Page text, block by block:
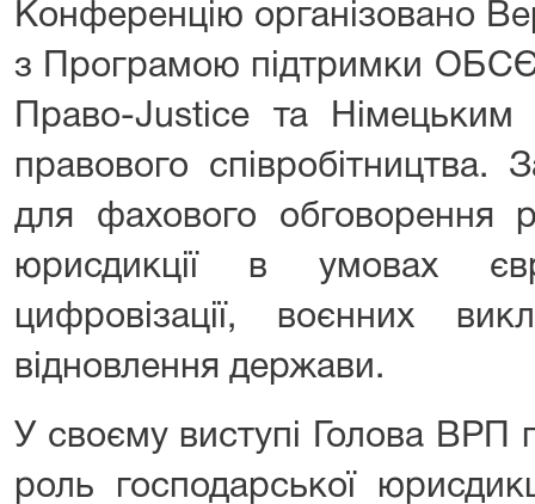
Конференцію організовано
з Програмою підтримки
Право-Justice та
правового співробітництва.
для фахового обговорення
юрисдикції в умовах
цифровізації, воєнних
відновлення держави.
У своєму виступі Голова ВРП
роль господарської